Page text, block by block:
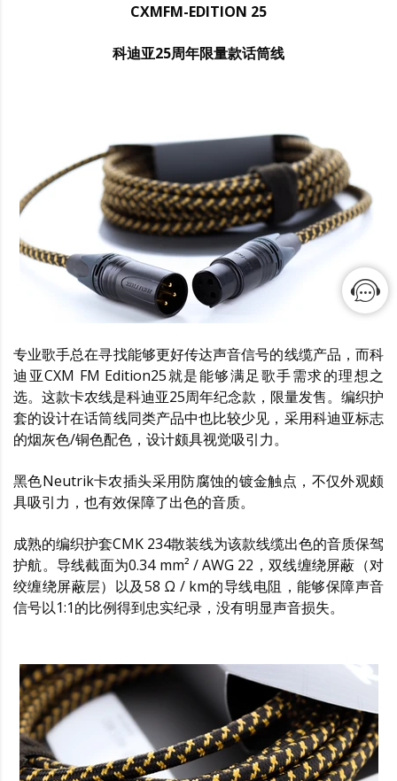
CXMFM-EDITION 25
科迪亚25周年限量款话筒线
专业歌手总在寻找能够更好传达声音信号的线缆产品，而科
迪亚CXM FM Edition25就是能够满足歌手需求的理想之
选。这款卡农线是科迪亚25周年纪念款，限量发售。编织护
套的设计在话筒线同类产品中也比较少见，采用科迪亚标志
的烟灰色/铜色配色，设计颇具视觉吸引力。
黑色Neutrik卡农插头采用防腐蚀的镀金触点，不仅外观颇
具吸引力，也有效保障了出色的音质。
成熟的编织护套CMK 234散装线为该款线缆出色的音质保驾
护航。导线截面为0.34 mm² / AWG 22，双线缠绕屏蔽（对
绞缠绕屏蔽层）以及58 Ω / km的导线电阻，能够保障声音
信号以1:1的比例得到忠实纪录，没有明显声音损失。